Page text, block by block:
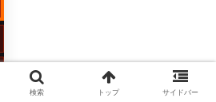
検索 トップ サイドバー